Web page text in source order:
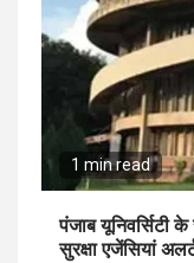
1 min read
पंजाब यूनिवर्सिटी
सुरक्षा एजेंसियां